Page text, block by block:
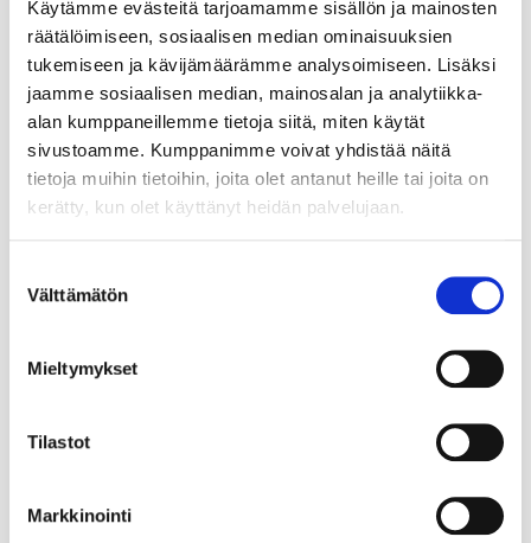
Käytämme evästeitä tarjoamamme sisällön ja mainosten
räätälöimiseen, sosiaalisen median ominaisuuksien
tukemiseen ja kävijämäärämme analysoimiseen. Lisäksi
jaamme sosiaalisen median, mainosalan ja analytiikka-
alan kumppaneillemme tietoja siitä, miten käytät
sivustoamme. Kumppanimme voivat yhdistää näitä
tietoja muihin tietoihin, joita olet antanut heille tai joita on
kerätty, kun olet käyttänyt heidän palvelujaan.
valinta
Välttämätön
Mieltymykset
Tilastot
Markkinointi